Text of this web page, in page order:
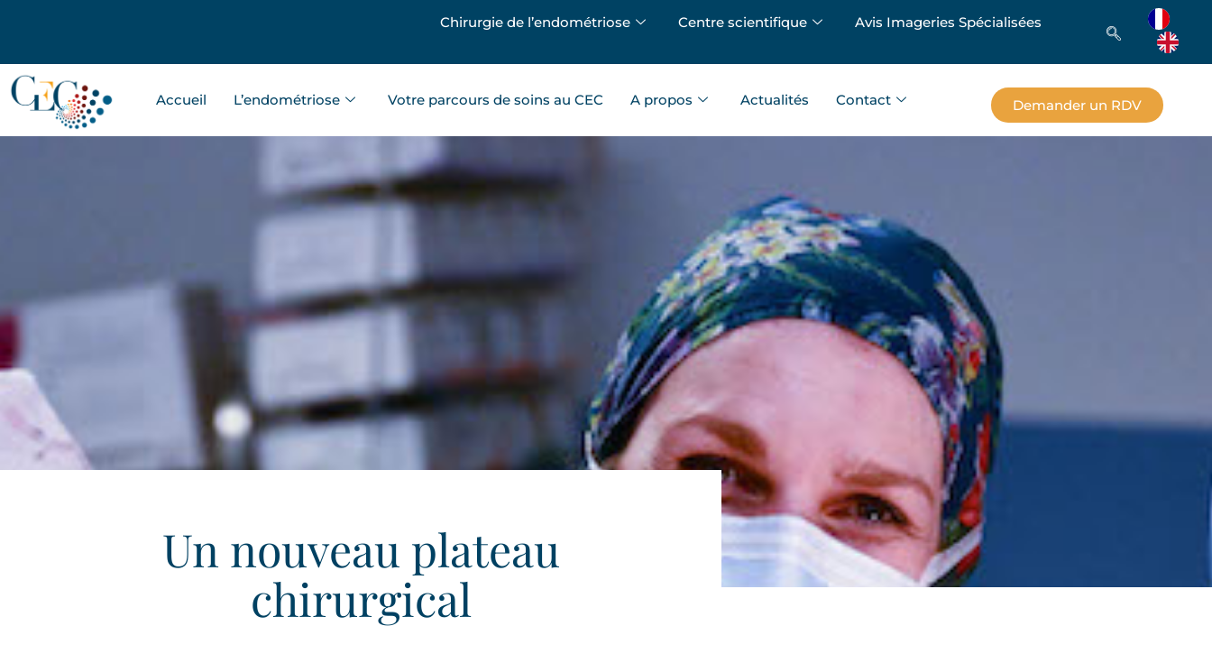
Chirurgie de l’endométriose Centre scientifique Avis Imageries Spécialisées
Accueil L’endométriose Votre parcours de soins au CEC A propos Actualités Contact Demander un RDV
Un nouveau plateau
chirurgical